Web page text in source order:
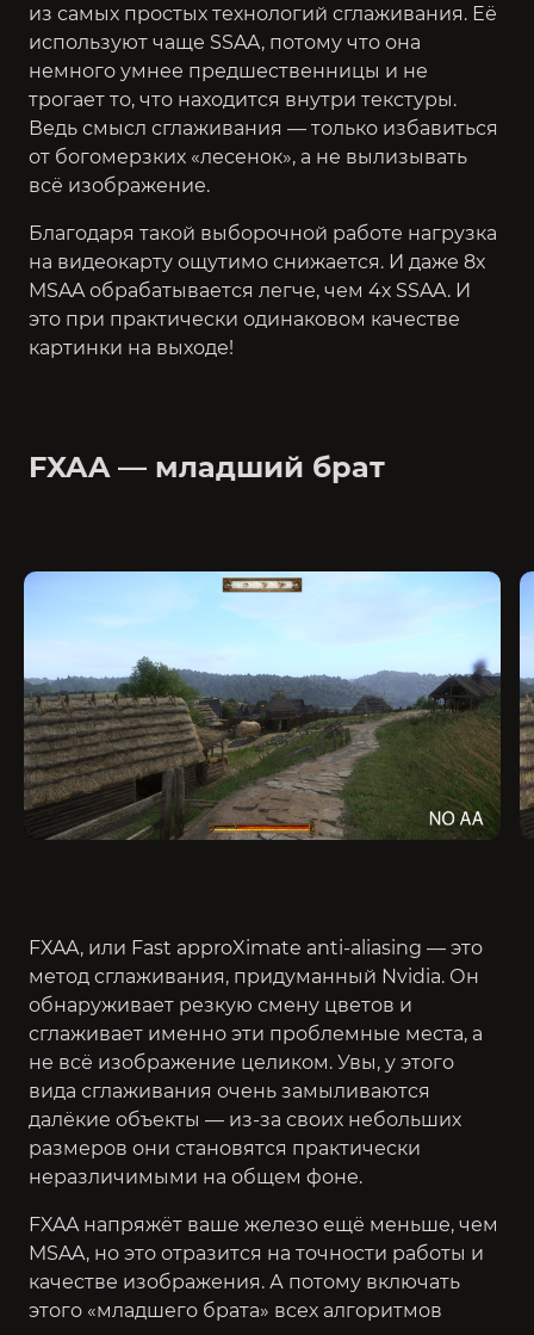
из самых простых технологий сглаживания. Её
используют чаще SSAA, потому что она
немного умнее предшественницы и не
трогает то, что находится внутри текстуры.
Ведь смысл сглаживания — только избавиться
от богомерзких «лесенок», а не вылизывать
всё изображение.
Благодаря такой выборочной работе нагрузка
на видеокарту ощутимо снижается. И даже 8х
MSAA обрабатывается легче, чем 4х SSAA. И
это при практически одинаковом качестве
картинки на выходе!
FXAA — младший брат
FXAA, или Fast approXimate anti-aliasing — это
метод сглаживания, придуманный Nvidia. Он
обнаруживает резкую смену цветов и
сглаживает именно эти проблемные места, а
не всё изображение целиком. Увы, у этого
вида сглаживания очень замыливаются
далёкие объекты — из-за своих небольших
размеров они становятся практически
неразличимыми на общем фоне.
FXAA напряжёт ваше железо ещё меньше, чем
MSAA, но это отразится на точности работы и
качестве изображения. А потому включать
этого «младшего брата» всех алгоритмов